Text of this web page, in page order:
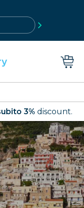
3% discount.